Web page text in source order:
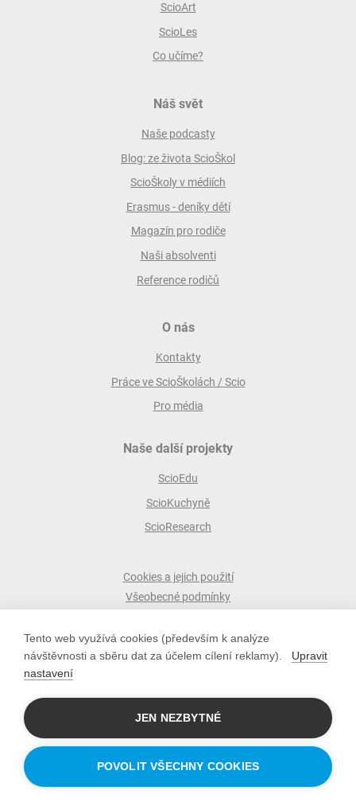
Tento web využívá cookies (především k analýze
návštěvnosti a sběru dat za účelem cílení reklamy).
Upravit
nastavení
JEN NEZBYTNÉ
POVOLIT VŠECHNY COOKIES
ScioArt
ScioLes
Co učíme?
Náš svět
Naše podcasty
Blog: ze života ScioŠkol
ScioŠkoly v médiích
Erasmus - deníky dětí
Magazín pro rodiče
Naši absolventi
Reference rodičů
O nás
Kontakty
Práce ve ScioŠkolách / Scio
Pro média
Naše další projekty
ScioEdu
ScioKuchyně
ScioResearch
Cookies a jejich použití
Všeobecné podmínky
ScioŠkoly zakládá společnost Scio
scio s.r.o.
IČO: 10779442; DIČ: CZ10779442